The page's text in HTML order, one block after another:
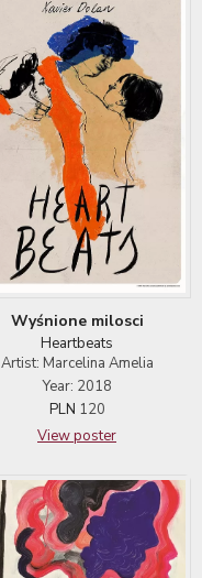
Wyśnione milosci
Heartbeats
Artist: Marcelina Amelia
Year: 2018
PLN 120
View poster